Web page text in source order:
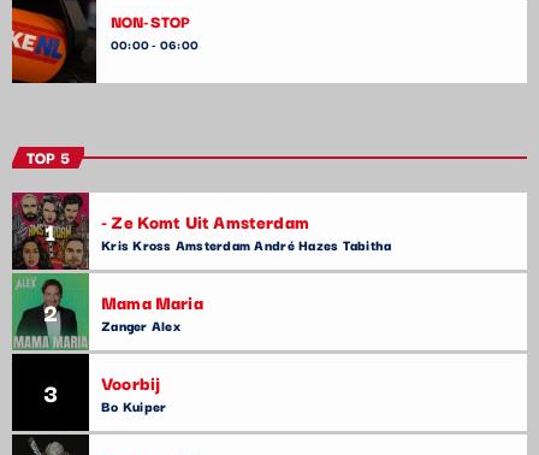
NON-STOP
00:00 - 06:00
TOP 5
1 - Ze Komt Uit Amsterdam
Kris Kross Amsterdam André Hazes Tabitha
2 Mama Maria
Zanger Alex
3 Voorbij
Bo Kuiper